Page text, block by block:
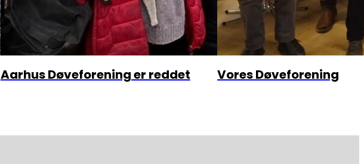
Aarhus Døveforening er reddet Vores Døveforening